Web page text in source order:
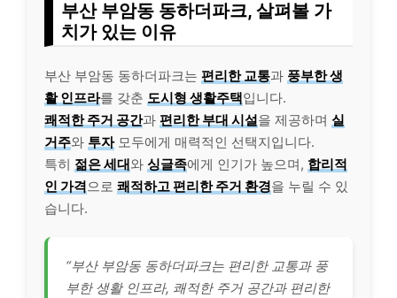
부산 부암동 동하더파크, 살펴볼 가
치가 있는 이유
부산 부암동 동하더파크는 편리한 교통과 풍부한 생
활 인프라를 갖춘 도시형 생활주택입니다.
쾌적한 주거 공간과 편리한 부대 시설을 제공하며 실
거주와 투자모두에게 매력적인 선택지입니다.
특히 젊은 세대와 싱글족에게 인기가 높으며, 합리적
인 가격으로 쾌적하고 편리한 주거 환경을 누릴 수 있
습니다.
“부산 부암동 동하더파크는 편리한 교통과 풍
부한 생활 인프라, 쾌적한 주거 공간과 편리한